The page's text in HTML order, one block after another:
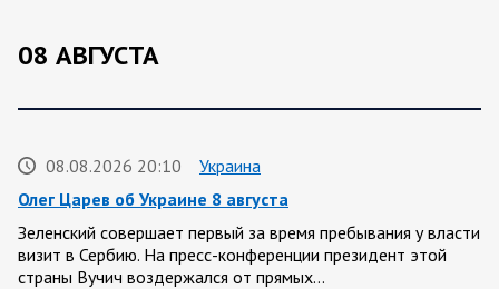
08 АВГУСТА
08.08.2026 20:10
Украина
Олег Царев об Украине 8 августа
Зеленский совершает первый за время пребывания у власти
визит в Сербию. На пресс-конференции президент этой
страны Вучич воздержался от прямых…